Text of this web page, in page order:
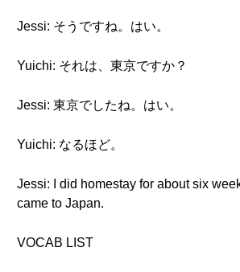
Jessi: そうですね。はい。
Yuichi: それは、東京ですか？
Jessi: 東京でしたね。はい。
Yuichi: なるほど。
Jessi: I did homestay for about six
came to Japan.
VOCAB LIST